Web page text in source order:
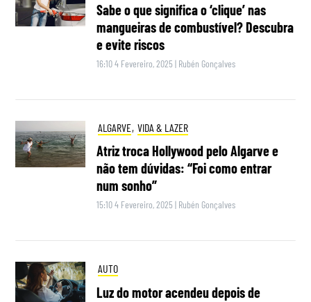
Sabe o que significa o ‘clique’ nas
mangueiras de combustível? Descubra
e evite riscos
16:10 4 Fevereiro, 2025 | Rubén Gonçalves
ALGARVE, VIDA & LAZER
Atriz troca Hollywood pelo Algarve e
não tem dúvidas: “Foi como entrar
num sonho”
15:10 4 Fevereiro, 2025 | Rubén Gonçalves
AUTO
Luz do motor acendeu depois de